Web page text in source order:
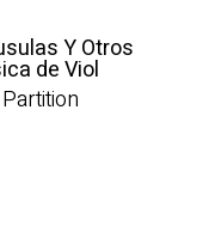
Y Otros
de Viol